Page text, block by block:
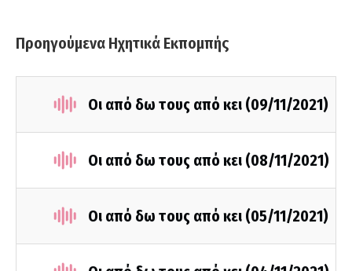
Προηγούμενα Ηχητικά Εκπομπής
Οι από δω τους από κει (09/11/2021)
Οι από δω τους από κει (08/11/2021)
Οι από δω τους από κει (05/11/2021)